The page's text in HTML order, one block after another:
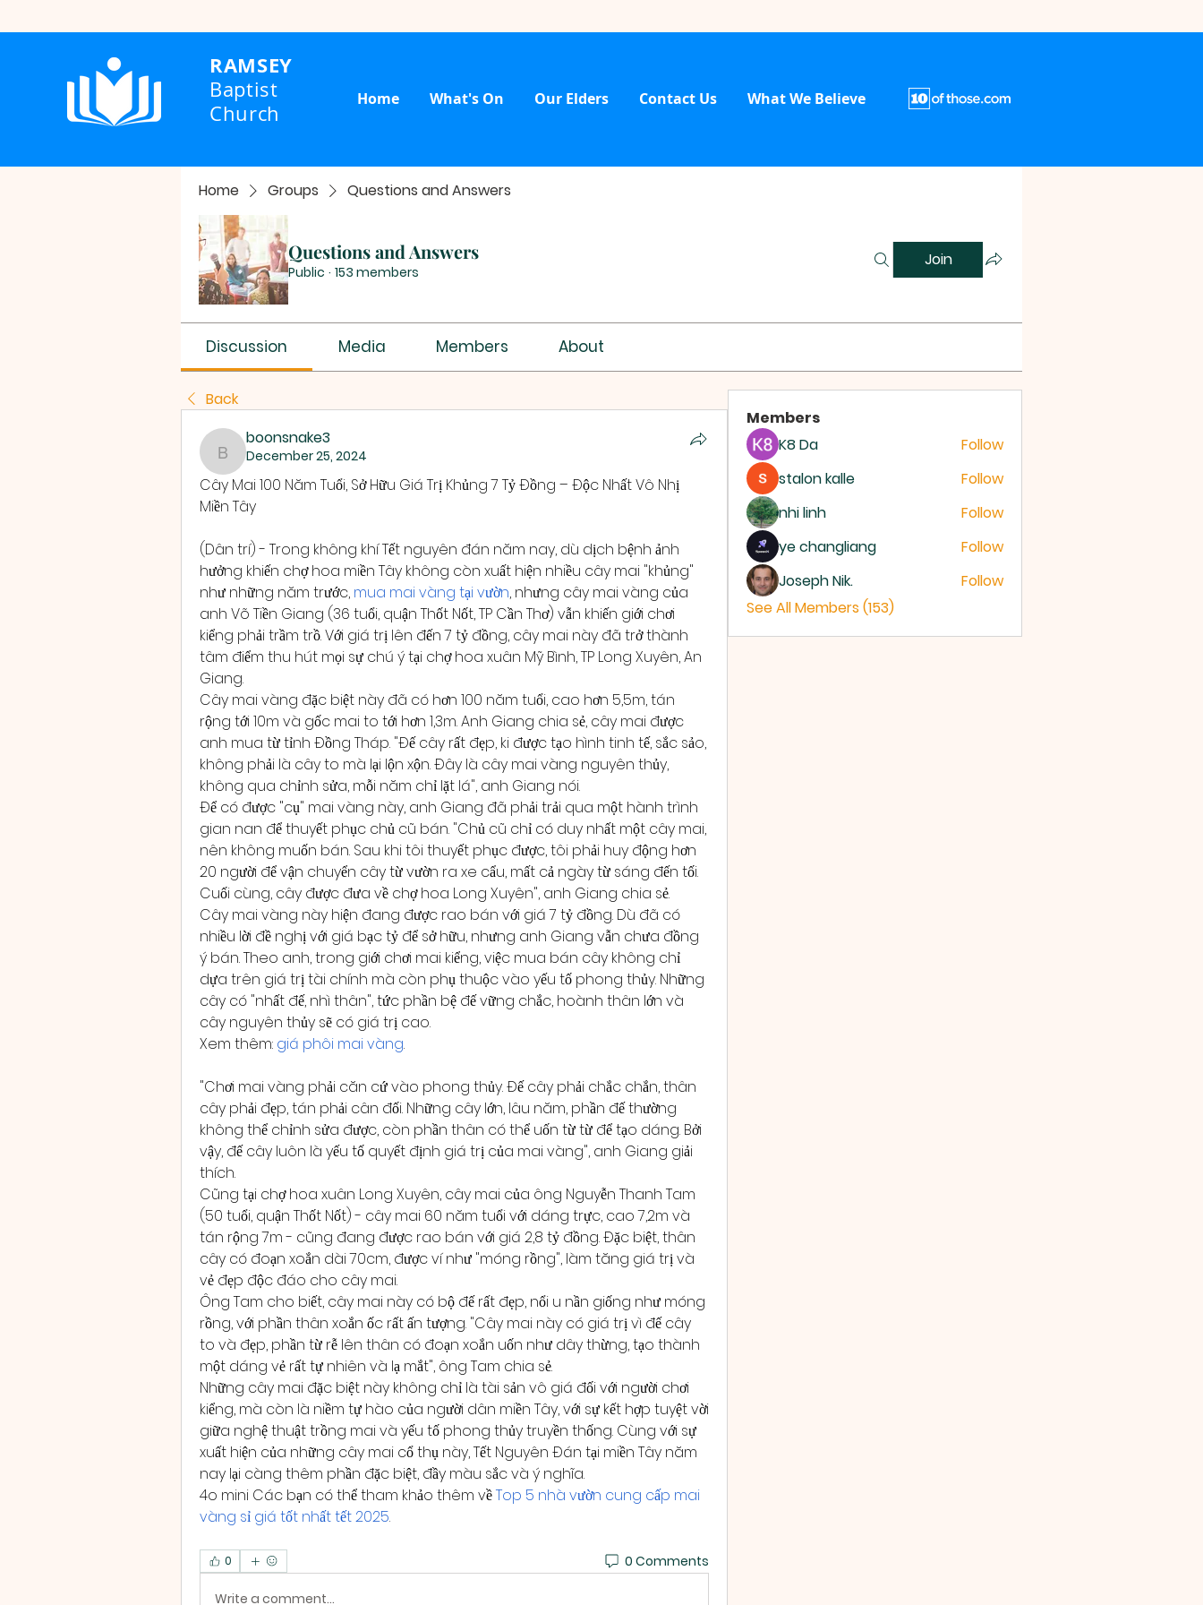
RAMSEY
Baptist
Church
Home What's On Our Elders Contact Us What We Believe
Home Groups Questions and Answers
Questions and Answers
Public · 153 members
Join
Discussion Media Members About
Back
boonsnake3
boonsnake3
December 25, 2024
Cây Mai 100 Năm Tuổi, Sở Hữu Giá Trị Khủng 7 Tỷ Đồng – Độc Nhất Vô Nhị
Miền Tây
(Dân trí) - Trong không khí Tết nguyên đán năm nay, dù dịch bệnh ảnh
hưởng khiến chợ hoa miền Tây không còn xuất hiện nhiều cây mai "khủng"
như những năm trước, mua mai vàng tại vườn, nhưng cây mai vàng của
anh Võ Tiền Giang (36 tuổi, quận Thốt Nốt, TP Cần Thơ) vẫn khiến giới chơi
kiểng phải trầm trồ. Với giá trị lên đến 7 tỷ đồng, cây mai này đã trở thành
tâm điểm thu hút mọi sự chú ý tại chợ hoa xuân Mỹ Bình, TP Long Xuyên, An
Giang.
Cây mai vàng đặc biệt này đã có hơn 100 năm tuổi, cao hơn 5,5m, tán
rộng tới 10m và gốc mai to tới hơn 1,3m. Anh Giang chia sẻ, cây mai được
anh mua từ tỉnh Đồng Tháp. "Đế cây rất đẹp, ki được tạo hình tinh tế, sắc sảo,
không phải là cây to mà lại lộn xộn. Đây là cây mai vàng nguyên thủy,
không qua chỉnh sửa, mỗi năm chỉ lặt lá", anh Giang nói.
Để có được "cụ" mai vàng này, anh Giang đã phải trải qua một hành trình
gian nan để thuyết phục chủ cũ bán. "Chủ cũ chỉ có duy nhất một cây mai,
nên không muốn bán. Sau khi tôi thuyết phục được, tôi phải huy động hơn
20 người để vận chuyển cây từ vườn ra xe cẩu, mất cả ngày từ sáng đến tối.
Cuối cùng, cây được đưa về chợ hoa Long Xuyên", anh Giang chia sẻ.
Cây mai vàng này hiện đang được rao bán với giá 7 tỷ đồng. Dù đã có
nhiều lời đề nghị với giá bạc tỷ để sở hữu, nhưng anh Giang vẫn chưa đồng
ý bán. Theo anh, trong giới chơi mai kiểng, việc mua bán cây không chỉ
dựa trên giá trị tài chính mà còn phụ thuộc vào yếu tố phong thủy. Những
cây có "nhất đế, nhì thân", tức phần bệ đế vững chắc, hoành thân lớn và
cây nguyên thủy sẽ có giá trị cao.
Xem thêm: giá phôi mai vàng.
"Chơi mai vàng phải căn cứ vào phong thủy. Đế cây phải chắc chắn, thân
cây phải đẹp, tán phải cân đối. Những cây lớn, lâu năm, phần đế thường
không thể chỉnh sửa được, còn phần thân có thể uốn từ từ để tạo dáng. Bởi
vậy, đế cây luôn là yếu tố quyết định giá trị của mai vàng", anh Giang giải
thích.
Cũng tại chợ hoa xuân Long Xuyên, cây mai của ông Nguyễn Thanh Tam
(50 tuổi, quận Thốt Nốt) - cây mai 60 năm tuổi với dáng trực, cao 7,2m và
tán rộng 7m - cũng đang được rao bán với giá 2,8 tỷ đồng. Đặc biệt, thân
cây có đoạn xoắn dài 70cm, được ví như "móng rồng", làm tăng giá trị và
vẻ đẹp độc đáo cho cây mai.
Ông Tam cho biết, cây mai này có bộ đế rất đẹp, nổi u nần giống như móng
rồng, với phần thân xoắn ốc rất ấn tượng. "Cây mai này có giá trị vì đế cây
to và đẹp, phần từ rễ lên thân có đoạn xoắn uốn như dây thừng, tạo thành
một dáng vẻ rất tự nhiên và lạ mắt", ông Tam chia sẻ.
Những cây mai đặc biệt này không chỉ là tài sản vô giá đối với người chơi
kiểng, mà còn là niềm tự hào của người dân miền Tây, với sự kết hợp tuyệt vời
giữa nghệ thuật trồng mai và yếu tố phong thủy truyền thống. Cùng với sự
xuất hiện của những cây mai cổ thụ này, Tết Nguyên Đán tại miền Tây năm
nay lại càng thêm phần đặc biệt, đầy màu sắc và ý nghĩa.
4o mini Các bạn có thể tham khảo thêm về Top 5 nhà vườn cung cấp mai
vàng sỉ giá tốt nhất tết 2025.
0 0 Comments
Write a comment...
Members
K8 Da
Follow
stalon kalle
Follow
nhi linh
Follow
ye changliang
Follow
Joseph Nik.
Follow
See All Members (153)